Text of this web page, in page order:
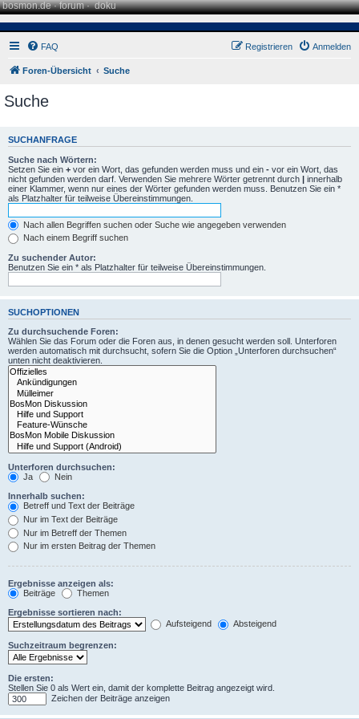
bosmon.de·forum·doku
FAQ Anmelden
Registrieren
Foren-Übersicht Suche
Suche
SUCHANFRAGE
Suche nach Wörtern:
Setzen Sie ein + vor ein Wort, das gefunden werden muss und ein - vor ein Wort, das
nicht gefunden werden darf. Verwenden Sie mehrere Wörter getrennt durch | innerhalb
einer Klammer, wenn nur eines der Wörter gefunden werden muss. Benutzen Sie ein *
als Platzhalter für teilweise Übereinstimmungen.
Nach allen Begriffen suchen oder Suche wie angegeben verwenden
Nach einem Begriff suchen
Zu suchender Autor:
Benutzen Sie ein * als Platzhalter für teilweise Übereinstimmungen.
SUCHOPTIONEN
Zu durchsuchende Foren:
Wählen Sie das Forum oder die Foren aus, in denen gesucht werden soll. Unterforen
werden automatisch mit durchsucht, sofern Sie die Option „Unterforen durchsuchen“
unten nicht deaktivieren.
Unterforen durchsuchen:
Ja
Nein
Innerhalb suchen:
Betreff und Text der Beiträge
Nur im Text der Beiträge
Nur im Betreff der Themen
Nur im ersten Beitrag der Themen
Ergebnisse anzeigen als:
Beiträge
Themen
Ergebnisse sortieren nach:
Aufsteigend
Absteigend
Suchzeitraum begrenzen:
Die ersten:
Stellen Sie 0 als Wert ein, damit der komplette Beitrag angezeigt wird.
Zeichen der Beiträge anzeigen